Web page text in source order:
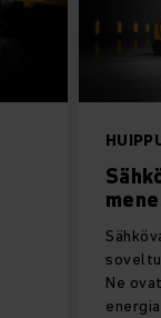
Ne